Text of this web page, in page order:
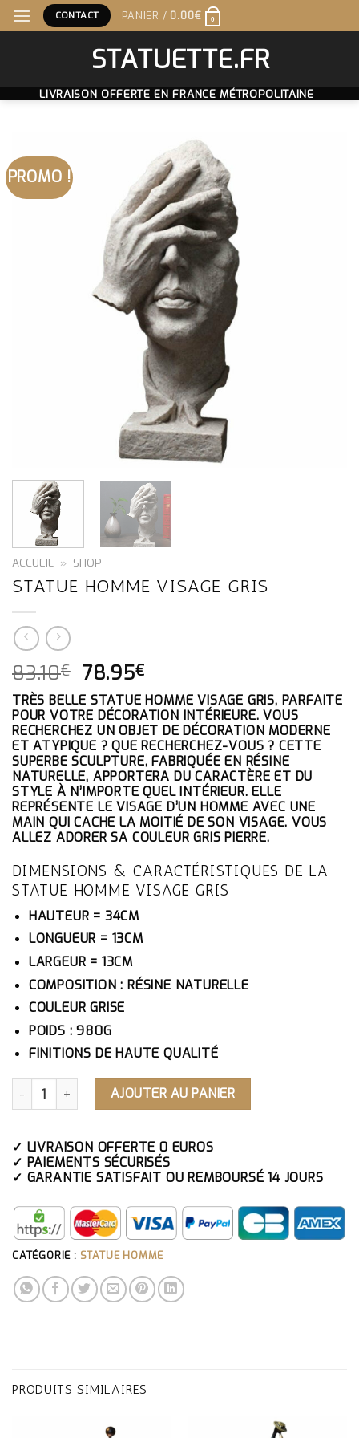
Skip
to
CONTACT PANIER / 0.00€ 0
STATUETTE.FR
LIVRAISON OFFERTE EN FRANCE MÉTROPOLITAINE
PROMO !
ACCUEIL » SHOP
STATUE HOMME VISAGE GRIS
83.10€ LE
PRIX
INITIAL
ÉTAIT :
83.10€.
78.95€LE
PRIX
ACTUEL
EST :
78.95€.
TRÈS BELLE STATUE HOMME VISAGE GRIS, PARFAITE
POUR VOTRE DÉCORATION INTÉRIEURE. VOUS
RECHERCHEZ UN OBJET DE DÉCORATION MODERNE
ET ATYPIQUE ? QUE RECHERCHEZ-VOUS ? CETTE
SUPERBE SCULPTURE, FABRIQUÉE EN RÉSINE
NATURELLE, APPORTERA DU CARACTÈRE ET DU
STYLE À N’IMPORTE QUEL INTÉRIEUR. ELLE
REPRÉSENTE LE VISAGE D’UN HOMME AVEC UNE
MAIN QUI CACHE LA MOITIÉ DE SON VISAGE. VOUS
ALLEZ ADORER SA COULEUR GRIS PIERRE.
DIMENSIONS & CARACTÉRISTIQUES DE LA
STATUE HOMME VISAGE GRIS
HAUTEUR = 34CM
LONGUEUR = 13CM
LARGEUR = 13CM
COMPOSITION : RÉSINE NATURELLE
COULEUR GRISE
POIDS : 980G
FINITIONS DE HAUTE QUALITÉ
QUANTITÉ DE STATUE HOMME VISAGE GRIS
AJOUTER AU PANIER
✓ LIVRAISON OFFERTE 0 EUROS
✓ PAIEMENTS SÉCURISÉS
✓ GARANTIE SATISFAIT OU REMBOURSÉ 14 JOURS
CATÉGORIE : STATUE HOMME
PRODUITS SIMILAIRES